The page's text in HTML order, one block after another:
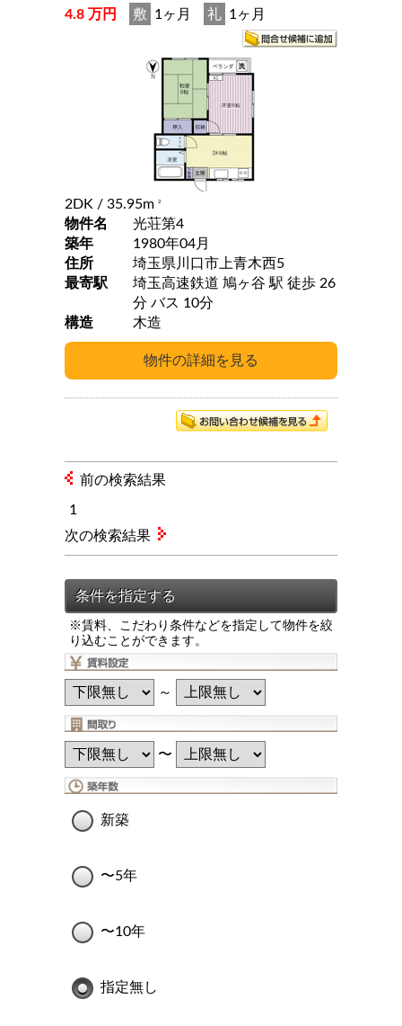
4.8 万円 敷 1ヶ月 礼 1ヶ月
2DK / 35.95m 2
物件名
光荘第4
築年
1980年04月
住所
埼玉県川口市上青木西5
最寄駅
埼玉高速鉄道 鳩ヶ谷 駅 徒歩 26
分 バス 10分
構造
木造
前の検索結果
1
※賃料、こだわり条件などを指定して物件を絞
り込むことができます。
～
〜
新築
〜5年
〜10年
指定無し